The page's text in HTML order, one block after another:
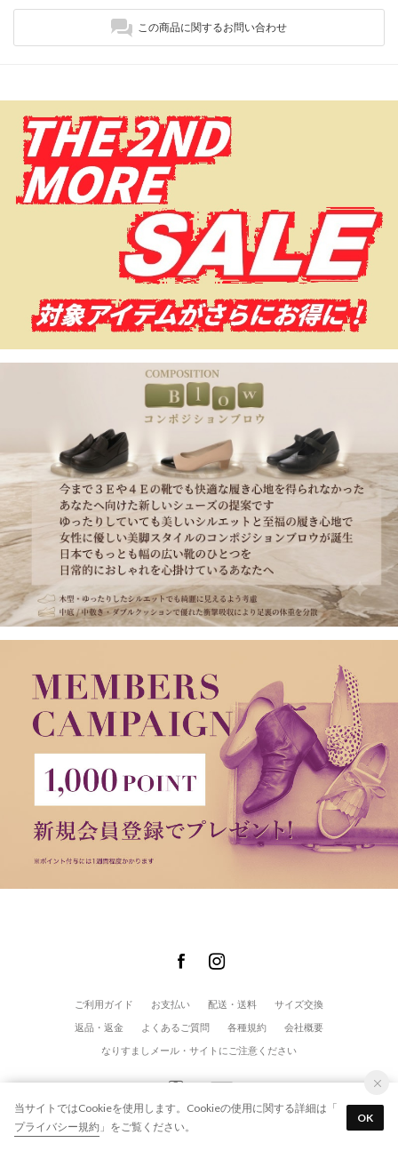
この商品に関するお問い合わせ
ご利用ガイド お支払い 配送・送料
サイズ交換
返品・返金
よくあるご質問 各種規約
会社概要
なりすましメール・サイトにご注意ください
© modaClea co.,ltd. All Rights Reserved.
当サイトではCookieを使用します。Cookieの使用に関する詳細は「
プライバシー規約 」をご覧ください。
OK